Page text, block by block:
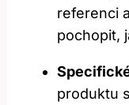
referenci
pochopit,
produktu